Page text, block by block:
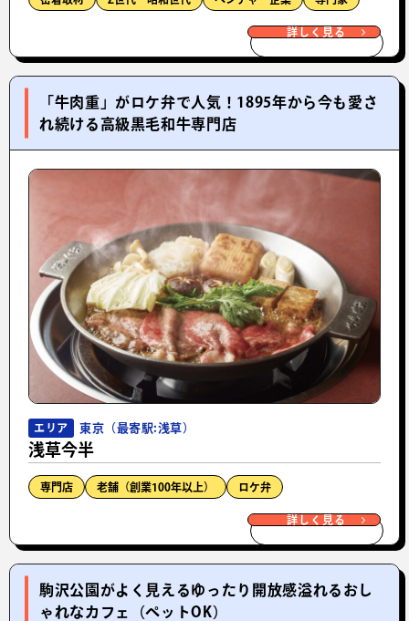
詳しく見る
「牛肉重」がロケ弁で人気！1895年から今も愛さ
れ続ける高級黒毛和牛専門店
エリア 東京（最寄駅:浅草）
浅草今半
専門店 老舗（創業100年以上） ロケ弁
詳しく見る
駒沢公園がよく見えるゆったり開放感溢れるおし
ゃれなカフェ（ペットOK）